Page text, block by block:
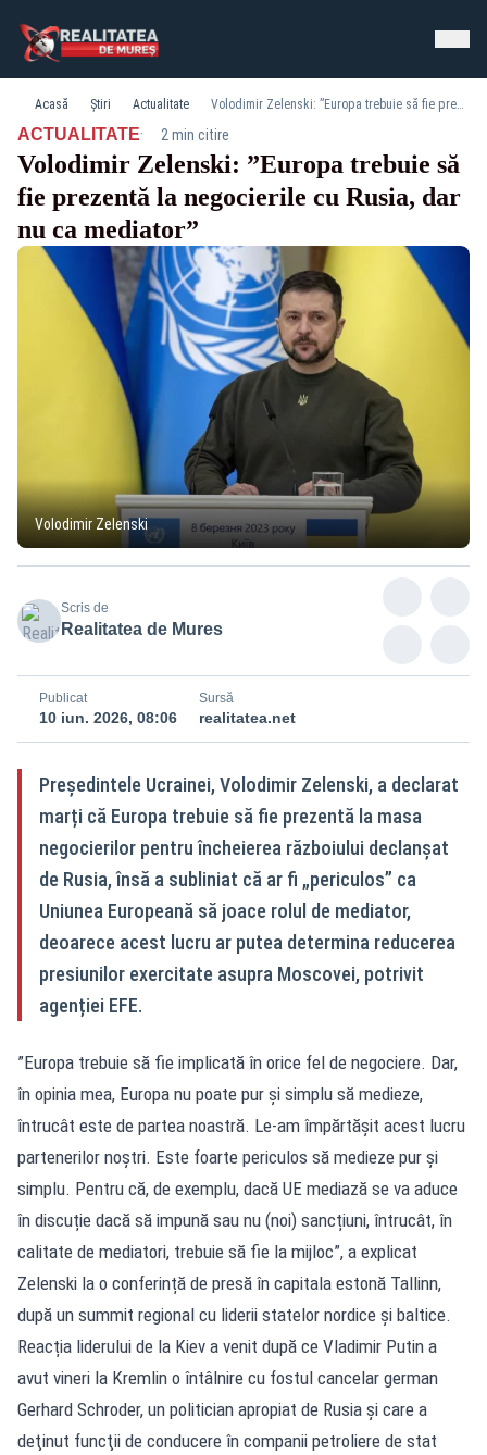
Acasă Știri Actualitate Volodimir Zelenski: ”Europa trebuie să fie prezentă la negocierile cu Rusia, dar nu ca mediator”
ACTUALITATE· 2 min citire
Volodimir Zelenski: ”Europa trebuie să
fie prezentă la negocierile cu Rusia, dar
nu ca mediator”
Volodimir Zelenski
Scris de
Realitatea de Mures
Publicat
10 iun. 2026, 08:06
Sursă
realitatea.net
Președintele Ucrainei, Volodimir Zelenski, a declarat
marți că Europa trebuie să fie prezentă la masa
negocierilor pentru încheierea războiului declanșat
de Rusia, însă a subliniat că ar fi „periculos” ca
Uniunea Europeană să joace rolul de mediator,
deoarece acest lucru ar putea determina reducerea
presiunilor exercitate asupra Moscovei, potrivit
agenției EFE.
”Europa trebuie să fie implicată în orice fel de negociere. Dar,
în opinia mea, Europa nu poate pur și simplu să medieze,
întrucât este de partea noastră. Le-am împărtășit acest lucru
partenerilor noștri. Este foarte periculos să medieze pur și
simplu. Pentru că, de exemplu, dacă UE mediază se va aduce
în discuție dacă să impună sau nu (noi) sancțiuni, întrucât, în
calitate de mediatori, trebuie să fie la mijloc”, a explicat
Zelenski la o conferință de presă în capitala estonă Tallinn,
după un summit regional cu liderii statelor nordice și baltice.
Reacția liderului de la Kiev a venit după ce Vladimir Putin a
avut vineri la Kremlin o întâlnire cu fostul cancelar german
Gerhard Schroder, un politician apropiat de Rusia şi care a
deţinut funcţii de conducere în companii petroliere de stat